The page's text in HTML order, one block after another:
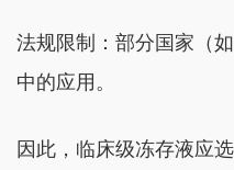
法规限制：部分国家（
中的应用。
因此，临床级冻存液应